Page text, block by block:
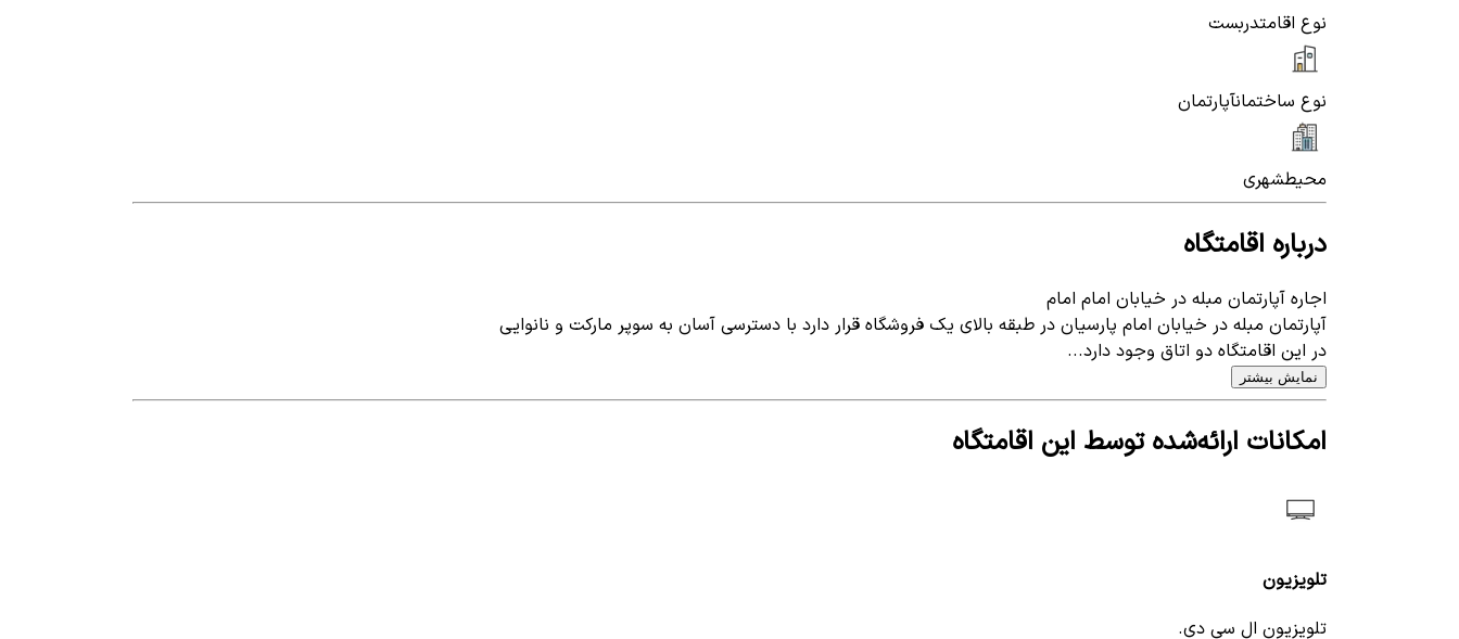
نوع اقامتدربست
نوع ساختمانآپارتمان
محیطشهری
درباره اقامتگاه
اجاره آپارتمان مبله در خیابان امام امام
آپارتمان مبله در خیابان امام پارسیان در طبقه بالای یک فروشگاه قرار دارد با دسترسی آسان به سوپر مارکت و نانوایی
در این اقامتگاه دو اتاق وجود دارد...
نمایش بیشتر
امکانات ارائه‌شده توسط این اقامتگاه
تلویزیون
تلویزیون ال سی دی.